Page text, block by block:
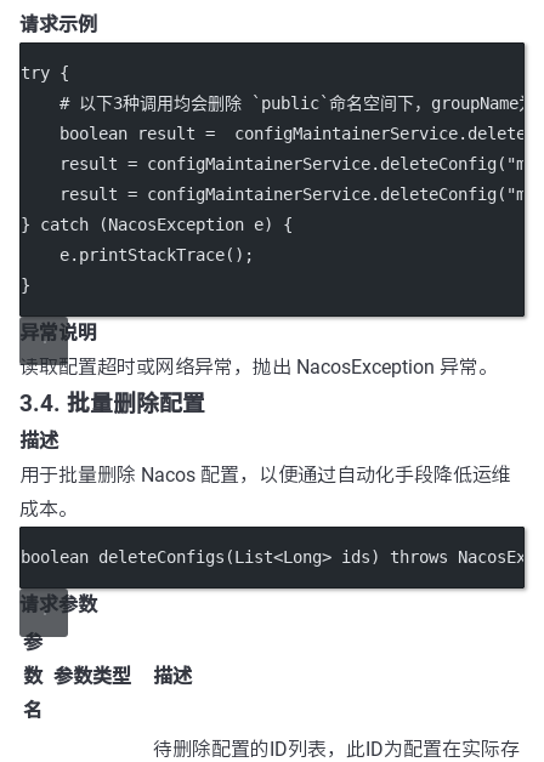
请求示例
try {
    # 以下3种调用均会删除 `
public`命名空间下，groupName
boolean result =
  configMaintainerService.
    result
= configMaintainerService. deleteConfig(
    result
= configMaintainerService. deleteConfig(
} catch (NacosException e) {
    e.
printStackTrace();
}
异常说明
读取配置超时或网络异常，抛出 NacosException 异常。
3.4. 批量删除配置
描述
用于批量删除 Nacos 配置，以便通过自动化手段降低运维
成本。
boolean deleteConfigs (List<Long> ids) throws
请求参数
参
数
名
参数类型 描述
待删除配置的ID列表，此ID为配置在实际存